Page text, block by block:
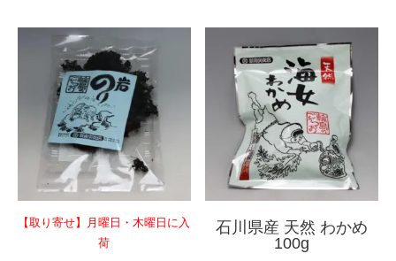
【取り寄せ】月曜日・木曜日に入
荷
石川県産 天然 わかめ
100g